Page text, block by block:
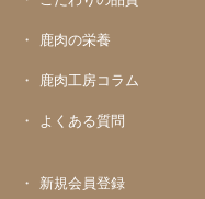
鹿肉の栄養
鹿肉工房コラム
よくある質問
新規会員登録